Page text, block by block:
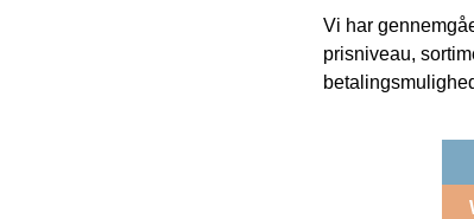
Vi har
prisniveau,